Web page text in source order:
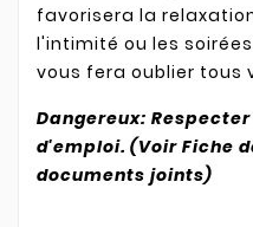
favorisera la
l'intimité ou les
vous fera oublier tous
Dangereux:
d'emploi. (Voir Fiche
documents joints)